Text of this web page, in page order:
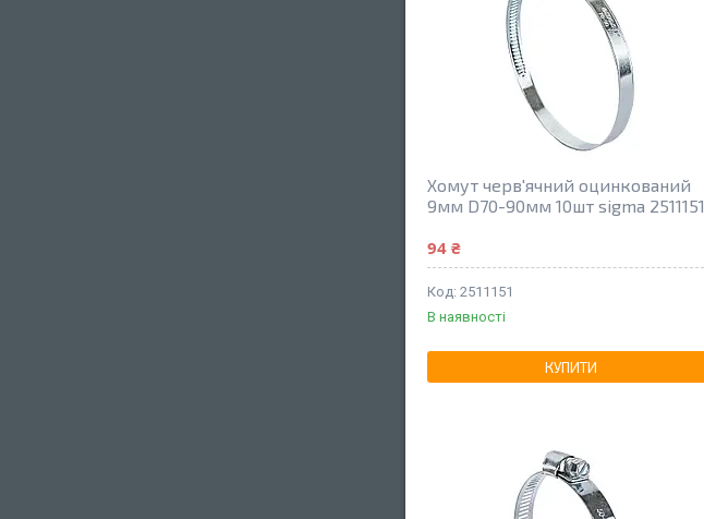
Хомут черв'ячний оцинкований
9мм D70-90мм 10шт sigma 2511151
94 ₴
2511151
В наявності
КУПИТИ